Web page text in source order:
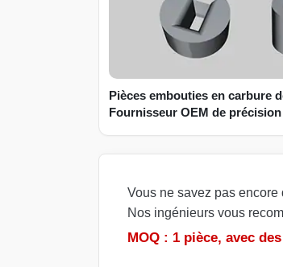
Pièces embouties en carbure
Fournisseur OEM de précision
Vous ne savez pas
Nos ingénieurs vous
MOQ : 1 pièce, avec